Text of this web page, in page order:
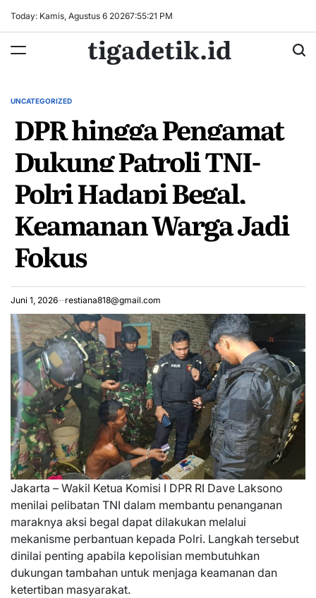
Today: Kamis, Agustus 6 20267:55:22 PM
tigadetik.id
POSTED
UNCATEGORIZED
DPR hingga Pengamat
Dukung Patroli TNI-
Polri Hadapi Begal,
Keamanan Warga Jadi
Fokus
Juni 1, 2026 restiana818@gmail.com
Jakarta – Wakil Ketua Komisi I DPR RI Dave Laksono
menilai pelibatan TNI dalam membantu penanganan
maraknya aksi begal dapat dilakukan melalui
mekanisme perbantuan kepada Polri. Langkah tersebut
dinilai penting apabila kepolisian membutuhkan
dukungan tambahan untuk menjaga keamanan dan
ketertiban masyarakat.